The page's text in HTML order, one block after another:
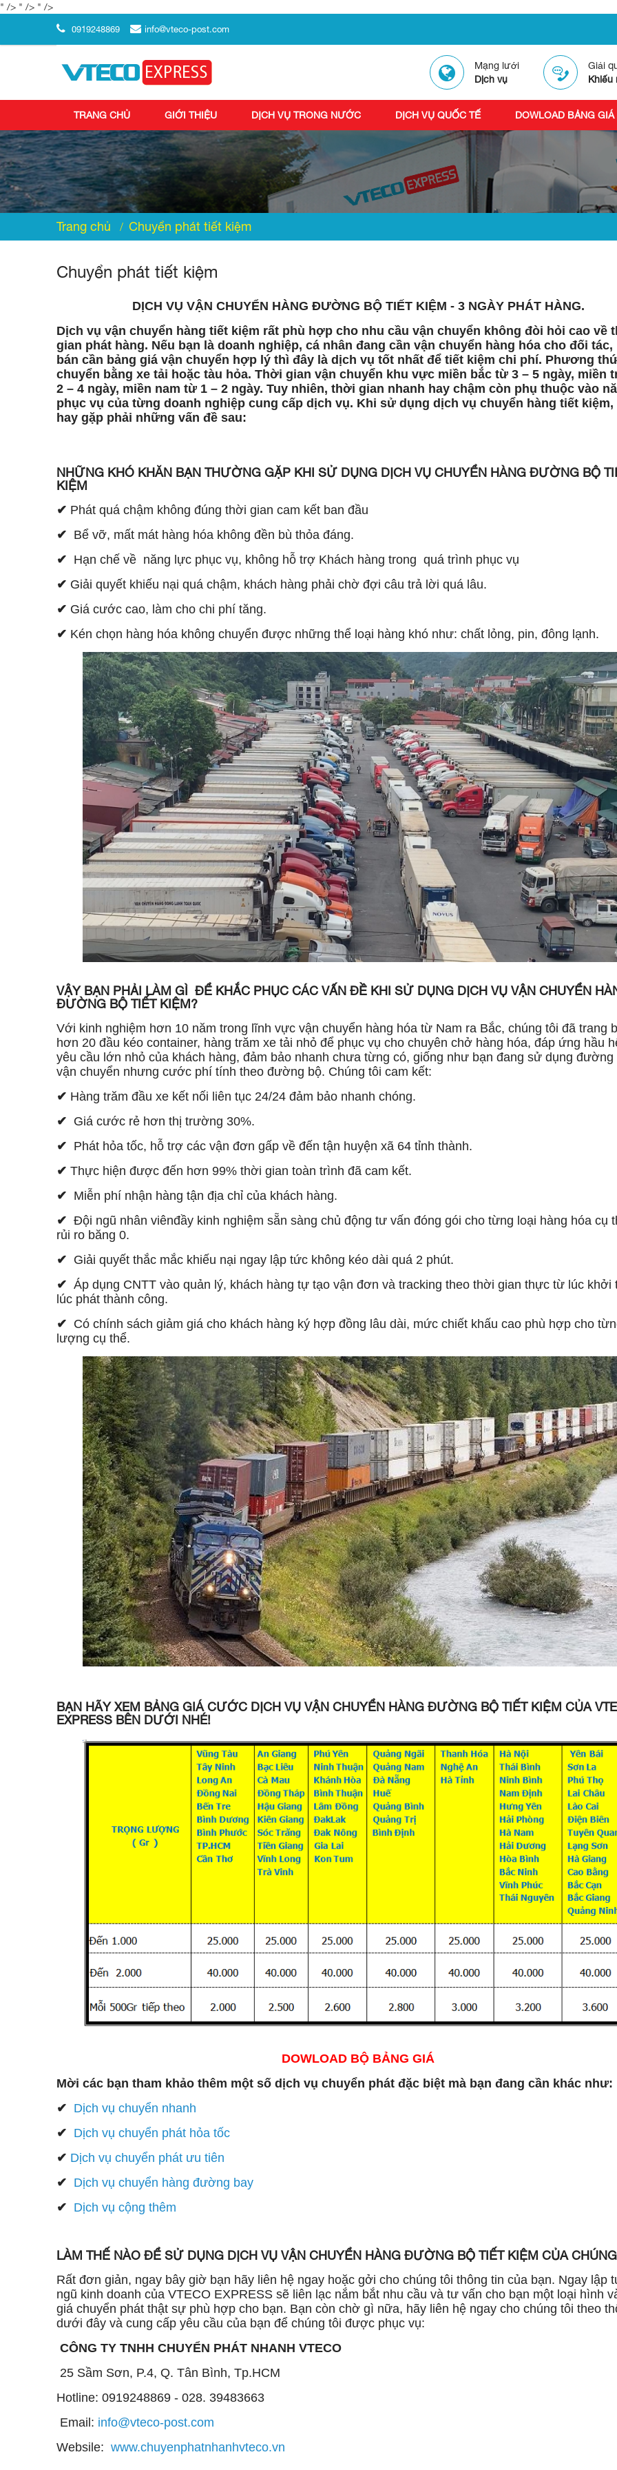
" /> " /> " />
0919248869 info@vteco-post.com
Mạng lưới
Dịch vụ
Giải
Khiếu
TRANG CHỦ GIỚI THIỆU DỊCH VỤ TRONG NƯỚC DỊCH VỤ QUỐC TẾ DOWLOAD BẢNG GIÁ
Trang chủ Chuyển phát tiết kiệm
Chuyển phát tiết kiệm
DỊCH VỤ VẬN CHUYỂN HÀNG ĐƯỜNG BỘ TIẾT KIỆM - 3 NGÀY PHÁT HÀNG.
Dịch vụ vận chuyển hàng tiết kiệm rất phù hợp cho nhu cầu vận chuyển không đòi hỏi cao về
gian phát hàng. Nếu bạn là doanh nghiệp, cá nhân đang cần vận chuyển hàng hóa cho đối tác,
bán cần bảng giá vận chuyển hợp lý thì đây là dịch vụ tốt nhất để tiết kiệm chi phí. Phương
chuyển bằng xe tải hoặc tàu hỏa. Thời gian vận chuyển khu vực miền bắc từ 3 – 5 ngày, miền
2 – 4 ngày, miền nam từ 1 – 2 ngày. Tuy nhiên, thời gian nhanh hay chậm còn phụ thuộc vào
phục vụ của từng doanh nghiệp cung cấp dịch vụ. Khi sử dụng dịch vụ chuyển hàng tiết kiệm,
hay gặp phải những vấn đề sau:
NHỮNG KHÓ KHĂN BẠN THƯỜNG GẶP KHI SỬ DỤNG DỊCH VỤ CHUYỂN HÀNG ĐƯỜNG BỘ
KIỆM
✔ Phát quá chậm không đúng thời gian cam kết ban đầu
✔ Bể vỡ, mất mát hàng hóa không đền bù thỏa đáng.
✔ Hạn chế về năng lực phục vụ, không hỗ trợ Khách hàng trong quá trình phục vụ
✔ Giải quyết khiếu nại quá chậm, khách hàng phải chờ đợi câu trả lời quá lâu.
✔ Giá cước cao, làm cho chi phí tăng.
✔ Kén chọn hàng hóa không chuyển được những thể loại hàng khó như: chất lỏng, pin, đông lạnh.
VẬY BẠN PHẢI LÀM GÌ ĐỂ KHẮC PHỤC CÁC VẤN ĐỀ KHI SỬ DỤNG DỊCH VỤ VẬN CHUYỂN
ĐƯỜNG BỘ TIẾT KIỆM?
Với kinh nghiệm hơn 10 năm trong lĩnh vực vận chuyển hàng hóa từ Nam ra Bắc, chúng tôi đã trang
hơn 20 đầu kéo container, hàng trăm xe tải nhỏ để phục vụ cho chuyên chở hàng hóa, đáp ứng hầu
yêu cầu lớn nhỏ của khách hàng, đảm bảo nhanh chưa từng có, giống như bạn đang sử dụng đường
vận chuyển nhưng cước phí tính theo đường bộ. Chúng tôi cam kết:
✔ Hàng trăm đầu xe kết nối liên tục 24/24 đảm bảo nhanh chóng.
✔ Giá cước rẻ hơn thị trường 30%.
✔ Phát hỏa tốc, hỗ trợ các vận đơn gấp về đến tận huyện xã 64 tỉnh thành.
✔ Thực hiện được đến hơn 99% thời gian toàn trình đã cam kết.
✔ Miễn phí nhận hàng tận địa chỉ của khách hàng.
✔ Đội ngũ nhân viênđầy kinh nghiệm sẵn sàng chủ động tư vấn đóng gói cho từng loại hàng hóa cụ
rủi ro băng 0.
✔ Giải quyết thắc mắc khiếu nại ngay lập tức không kéo dài quá 2 phút.
✔ Áp dụng CNTT vào quản lý, khách hàng tự tạo vận đơn và tracking theo thời gian thực từ lúc khởi
lúc phát thành công.
✔ Có chính sách giảm giá cho khách hàng ký hợp đồng lâu dài, mức chiết khấu cao phù hợp cho
lượng cụ thể.
BẠN HÃY XEM BẢNG GIÁ CƯỚC DỊCH VỤ VẬN CHUYỂN HÀNG ĐƯỜNG BỘ TIẾT KIỆM CỦA
EXPRESS BÊN DƯỚI NHÉ!
DOWLOAD BỘ BẢNG GIÁ
Mời các bạn tham khảo thêm một số dịch vụ chuyển phát đặc biệt mà bạn đang cần khác như:
✔ Dịch vụ chuyển nhanh
✔ Dịch vụ chuyển phát hỏa tốc
✔ Dịch vụ chuyển phát ưu tiên
✔ Dịch vụ chuyển hàng đường bay
✔ Dịch vụ cộng thêm
LÀM THẾ NÀO ĐỂ SỬ DỤNG DỊCH VỤ VẬN CHUYỂN HÀNG ĐƯỜNG BỘ TIẾT KIỆM CỦA
Rất đơn giản, ngay bây giờ bạn hãy liên hệ ngay hoặc gởi cho chúng tôi thông tin của bạn. Ngay lập
ngũ kinh doanh của VTECO EXPRESS sẽ liên lạc nắm bắt nhu cầu và tư vấn cho bạn một loại hình
giá chuyển phát thật sự phù hợp cho bạn. Bạn còn chờ gì nữa, hãy liên hệ ngay cho chúng tôi theo
dưới đây và cung cấp yêu cầu của bạn để chúng tôi được phục vụ:
CÔNG TY TNHH CHUYỂN PHÁT NHANH VTECO
25 Sầm Sơn, P.4, Q. Tân Bình, Tp.HCM
Hotline: 0919248869 - 028. 39483663
Email: info@vteco-post.com
Websile: www.chuyenphatnhanhvteco.vn